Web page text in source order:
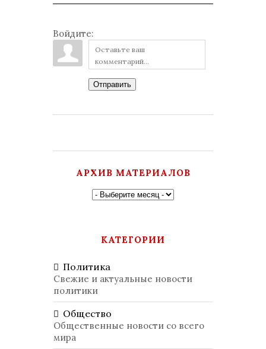
Войдите:
Отправить
АРХИВ МАТЕРИАЛОВ
КАТЕГОРИИ
Политика
Свежие и актуальные новости
политики
Общество
Общественные новости со всего
мира